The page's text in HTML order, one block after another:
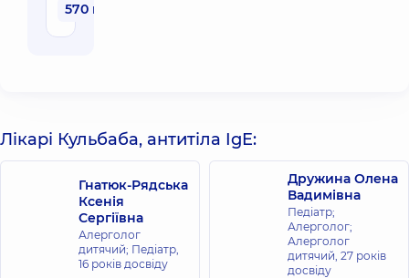
570 грн
Лікарі Кульбаба, антитіла IgE:
Гнатюк-Рядська
Ксенія
Сергіївна
Алерголог
дитячий; Педіатр,
16 років досвіду
Дружина Олена
Вадимівна
Педіатр;
Алерголог;
Алерголог
дитячий, 27 років
досвіду